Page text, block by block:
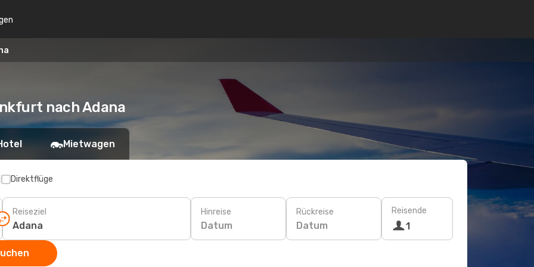
nach Adana
Mietwagen
Direktflüge
Reiseziel Hinreise
Datum
Rückreise
Datum
Reisende
1